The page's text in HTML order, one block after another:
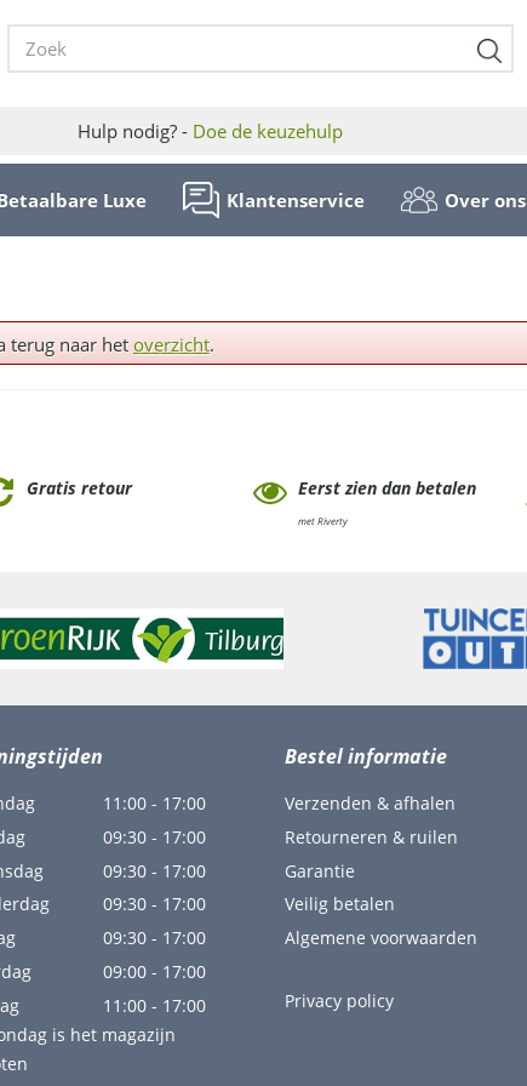
Hulp nodig? - Doe de keuzehulp
Luxe Klantenservice Over ons
terug naar hetoverzicht.
Gratis retour Eerst zien dan betalen
met Riverty
11:00 - 17:00
09:30 - 17:00
09:30 - 17:00
09:30 - 17:00
09:30 - 17:00
09:00 - 17:00
11:00 - 17:00
is het magazijn
Bestel informatie
Verzenden & afhalen
Retourneren & ruilen
Garantie
Veilig betalen
Algemene voorwaarden
Privacy policy